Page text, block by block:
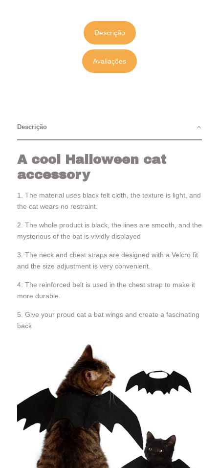
Descrição
Avaliações
Descrição
A cool Halloween cat
accessory
1. The material uses black felt cloth, the texture is light, and
the cat wears no restraint.
2. The whole product is black, the lines are smooth, and the
mysterious of the bat is vividly displayed
3. The neck and chest straps are designed with a Velcro fit
and the size adjustment is very convenient.
4. The reinforced belt is used in the chest strap to make it
more durable.
5. Give your proud cat a bat wings and create a fascinating
back